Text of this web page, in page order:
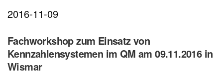
2016-11-09
Fachworkshop zum Einsatz von
Kennzahlensystemen im QM am 09.11.2016 in
Wismar